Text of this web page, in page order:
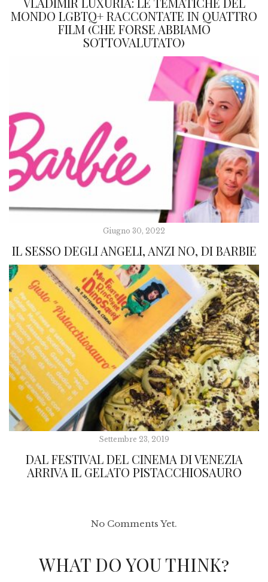
MONDO LGBTQ+ RACCONTATE IN QUATTRO
FILM (CHE FORSE ABBIAMO
SOTTOVALUTATO)
Giugno 30, 2022
IL SESSO DEGLI ANGELI, ANZI NO, DI BARBIE
Settembre 23, 2019
DAL FESTIVAL DEL CINEMA DI VENEZIA
ARRIVA IL GELATO PISTACCHIOSAURO
No Comments Yet.
WHAT DO YOU THINK?